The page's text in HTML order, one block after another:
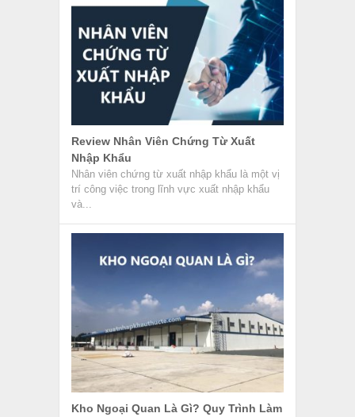
Review Nhân Viên Chứng Từ Xuất
Nhập Khẩu
Nhân viên chứng từ xuất nhập khẩu là một vị
trí công việc trong lĩnh vực xuất nhập khẩu
và...
Kho Ngoại Quan Là Gì? Quy Trình Làm